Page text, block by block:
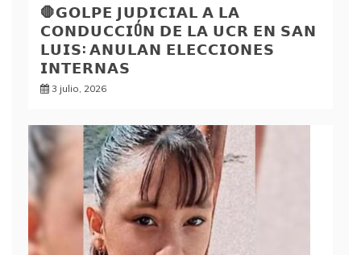
🛑𝗚𝗢𝗟𝗣𝗘 𝗝𝗨𝗗𝗜𝗖𝗜𝗔𝗟 𝗔 𝗟𝗔
𝗖𝗢𝗡𝗗𝗨𝗖𝗖𝗜Ó𝗡 𝗗𝗘 𝗟𝗔 𝗨𝗖𝗥 𝗘𝗡 𝗦𝗔𝗡
𝗟𝗨𝗜𝗦: 𝗔𝗡𝗨𝗟𝗔𝗡 𝗘𝗟𝗘𝗖𝗖𝗜𝗢𝗡𝗘𝗦
𝗜𝗡𝗧𝗘𝗥𝗡𝗔𝗦
3 julio, 2026